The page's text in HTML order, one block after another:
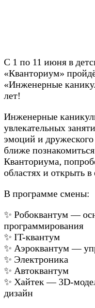
С 1 по 11 июня в
«Кванториум»
«Инженерные
лет!
Инженерные
увлекательных
эмоций и
ближе
Кванториума,
областях и открыть
В программе смены:
✨ Робоквантум —
программирования
✨ IT-квантум
✨ Аэроквантум —
✨ Электроника
✨ Автоквантум
✨ Хайтек — 3D-
дизайн